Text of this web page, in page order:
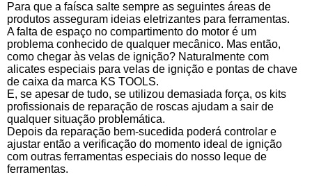
Para que a faísca salte sempre as seguintes áreas de
produtos asseguram ideias eletrizantes para ferramentas.
A falta de espaço no compartimento do motor é um
problema conhecido de qualquer mecânico. Mas então,
como chegar às velas de ignição? Naturalmente com
alicates especiais para velas de ignição e pontas de chave
de caixa da marca KS TOOLS.
E, se apesar de tudo, se utilizou demasiada força, os kits
profissionais de reparação de roscas ajudam a sair de
qualquer situação problemática.
Depois da reparação bem-sucedida poderá controlar e
ajustar então a verificação do momento ideal de ignição
com outras ferramentas especiais do nosso leque de
ferramentas.